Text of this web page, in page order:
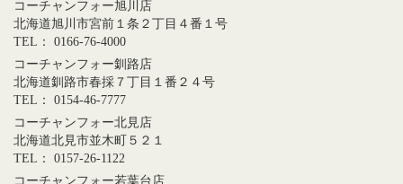
コーチャンフォー旭川店
北海道旭川市宮前１条２丁目４番１号
TEL： 0166-76-4000
コーチャンフォー釧路店
北海道釧路市春採７丁目１番２４号
TEL： 0154-46-7777
コーチャンフォー北見店
北海道北見市並木町５２１
TEL： 0157-26-1122
コーチャンフォー若葉台店